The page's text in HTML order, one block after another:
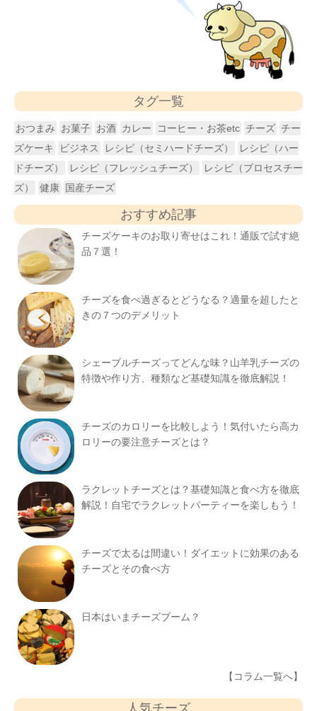
タグ一覧
おつまみ お菓子 お酒 カレー コーヒー・お茶etc チーズ チー
ズケーキ
ビジネス レシピ（セミハードチーズ）
レシピ（ハー
ドチーズ）
レシピ（フレッシュチーズ）
レシピ（プロセスチー
ズ）
健康 国産チーズ
おすすめ記事
チーズケーキのお取り寄せはこれ！通販で試す絶
品７選！
チーズを食べ過ぎるとどうなる？適量を超したと
きの７つのデメリット
シェーブルチーズってどんな味？山羊乳チーズの
特徴や作り方、種類など基礎知識を徹底解説！
チーズのカロリーを比較しよう！気付いたら高カ
ロリーの要注意チーズとは？
ラクレットチーズとは？基礎知識と食べ方を徹底
解説！自宅でラクレットパーティーを楽しもう！
チーズで太るは間違い！ダイエットに効果のある
チーズとその食べ方
日本はいまチーズブーム？
【コラム一覧へ】